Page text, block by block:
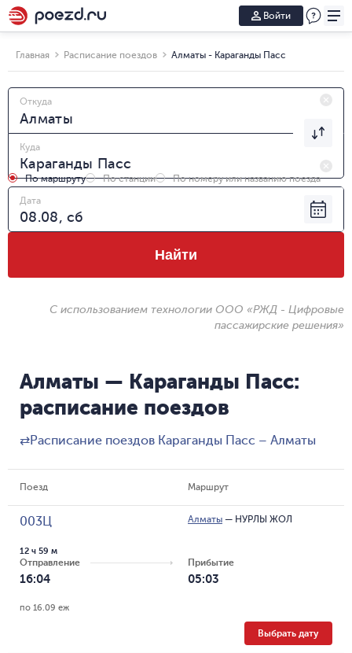
Войти
Главная Расписание поездов Алматы - Караганды Пасс
Откуда
Куда
По маршруту По станции
По номеру или названию поезда
Дата
Найти
С использованием технологии ООО «РЖД - Цифровые
пассажирские решения»
Алматы — Караганды Пасс:
расписание поездов
⇄Расписание поездов Караганды Пасс – Алматы
Поезд Маршрут
003Ц Алматы — НУРЛЫ ЖОЛ
Отправление
16:04
12 ч 59 м
Прибытие
05:03
по 16.09 еж
Выбрать дату